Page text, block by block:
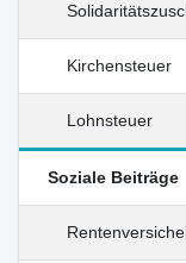
Kirchensteuer
Lohnsteuer
Soziale Beiträge